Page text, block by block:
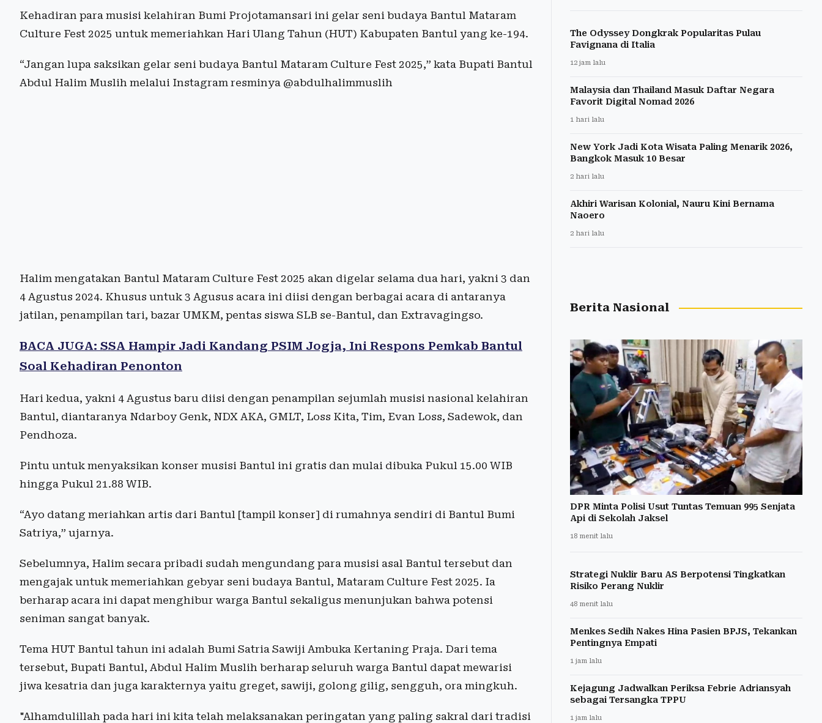
Kehadiran para musisi kelahiran Bumi Projotamansari ini gelar seni budaya Bantul Mataram
Culture Fest 2025 untuk memeriahkan Hari Ulang Tahun (HUT) Kabupaten Bantul yang ke-194.
“Jangan lupa saksikan gelar seni budaya Bantul Mataram Culture Fest 2025,” kata Bupati Bantul
Abdul Halim Muslih melalui Instagram resminya @abdulhalimmuslih
Halim mengatakan Bantul Mataram Culture Fest 2025 akan digelar selama dua hari, yakni 3 dan
4 Agustus 2024. Khusus untuk 3 Agusus acara ini diisi dengan berbagai acara di antaranya
jatilan, penampilan tari, bazar UMKM, pentas siswa SLB se-Bantul, dan Extravagingso.
BACA JUGA: SSA Hampir Jadi Kandang PSIM Jogja, Ini Respons Pemkab Bantul
Soal Kehadiran Penonton
Hari kedua, yakni 4 Agustus baru diisi dengan penampilan sejumlah musisi nasional kelahiran
Bantul, diantaranya Ndarboy Genk, NDX AKA, GMLT, Loss Kita, Tim, Evan Loss, Sadewok, dan
Pendhoza.
Pintu untuk menyaksikan konser musisi Bantul ini gratis dan mulai dibuka Pukul 15.00 WIB
hingga Pukul 21.88 WIB.
“Ayo datang meriahkan artis dari Bantul [tampil konser] di rumahnya sendiri di Bantul Bumi
Satriya,” ujarnya.
Sebelumnya, Halim secara pribadi sudah mengundang para musisi asal Bantul tersebut dan
mengajak untuk memeriahkan gebyar seni budaya Bantul, Mataram Culture Fest 2025. Ia
berharap acara ini dapat menghibur warga Bantul sekaligus menunjukan bahwa potensi
seniman sangat banyak.
Tema HUT Bantul tahun ini adalah Bumi Satria Sawiji Ambuka Kertaning Praja. Dari tema
tersebut, Bupati Bantul, Abdul Halim Muslih berharap seluruh warga Bantul dapat mewarisi
jiwa kesatria dan juga karakternya yaitu greget, sawiji, golong gilig, sengguh, ora mingkuh.
"Alhamdulillah pada hari ini kita telah melaksanakan peringatan yang paling sakral dari tradisi
The Odyssey Dongkrak Popularitas Pulau
Favignana di Italia
12 jam lalu
Malaysia dan Thailand Masuk Daftar Negara
Favorit Digital Nomad 2026
1 hari lalu
New York Jadi Kota Wisata Paling Menarik 2026,
Bangkok Masuk 10 Besar
2 hari lalu
Akhiri Warisan Kolonial, Nauru Kini Bernama
Naoero
2 hari lalu
Berita Nasional
DPR Minta Polisi Usut Tuntas Temuan 995 Senjata
Api di Sekolah Jaksel
18 menit lalu
Strategi Nuklir Baru AS Berpotensi Tingkatkan
Risiko Perang Nuklir
48 menit lalu
Menkes Sedih Nakes Hina Pasien BPJS, Tekankan
Pentingnya Empati
1 jam lalu
Kejagung Jadwalkan Periksa Febrie Adriansyah
sebagai Tersangka TPPU
1 jam lalu